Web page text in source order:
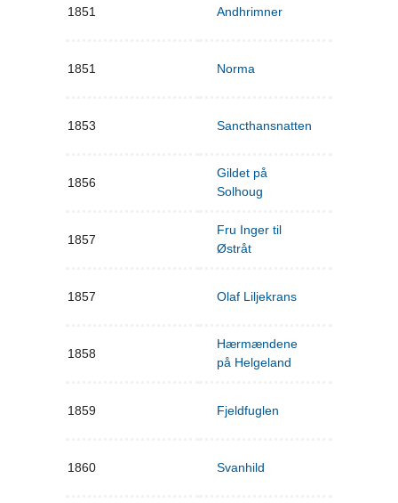
1851 Andhrimner
1851 Norma
1853 Sancthansnatten
1856
Gildet på
Solhoug
1857
Fru Inger til
Østråt
1857 Olaf Liljekrans
1858
Hærmændene
på Helgeland
1859 Fjeldfuglen
1860 Svanhild